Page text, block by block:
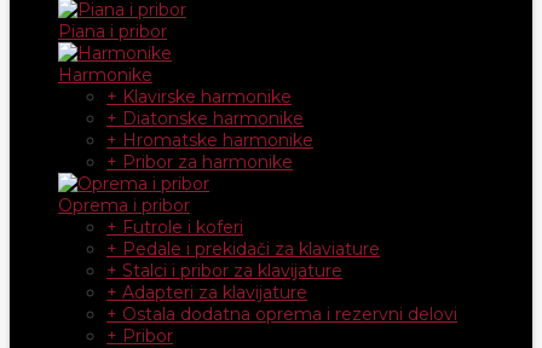
Piana i pribor
Harmonike
+ Klavirske harmonike
+ Diatonske harmonike
+ Hromatske harmonike
+ Pribor za harmonike
Oprema i pribor
+ Futrole i koferi
+ Pedale i prekidači za klaviature
+ Stalci i pribor za klavijature
+ Adapteri za klavijature
+ Ostala dodatna oprema i rezervni delovi
+ Pribor